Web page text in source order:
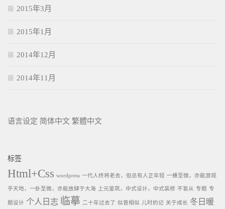
2015年3月
2015年1月
2014年12月
2014年11月
语言设定 简体中文 繁體中文
标签
Html+Css wordpress 一代人终将老去，但总有人正年轻 一蜂至微，亦能游观
乎天地，一虲至微，亦能放肆于大海 上元鉴筑，中式设计，中式装修 不盲从 专题 专
题设计 个人日志 临摹 二十年过去了 似曾相似 儿时的记 关于成长 冬日暖